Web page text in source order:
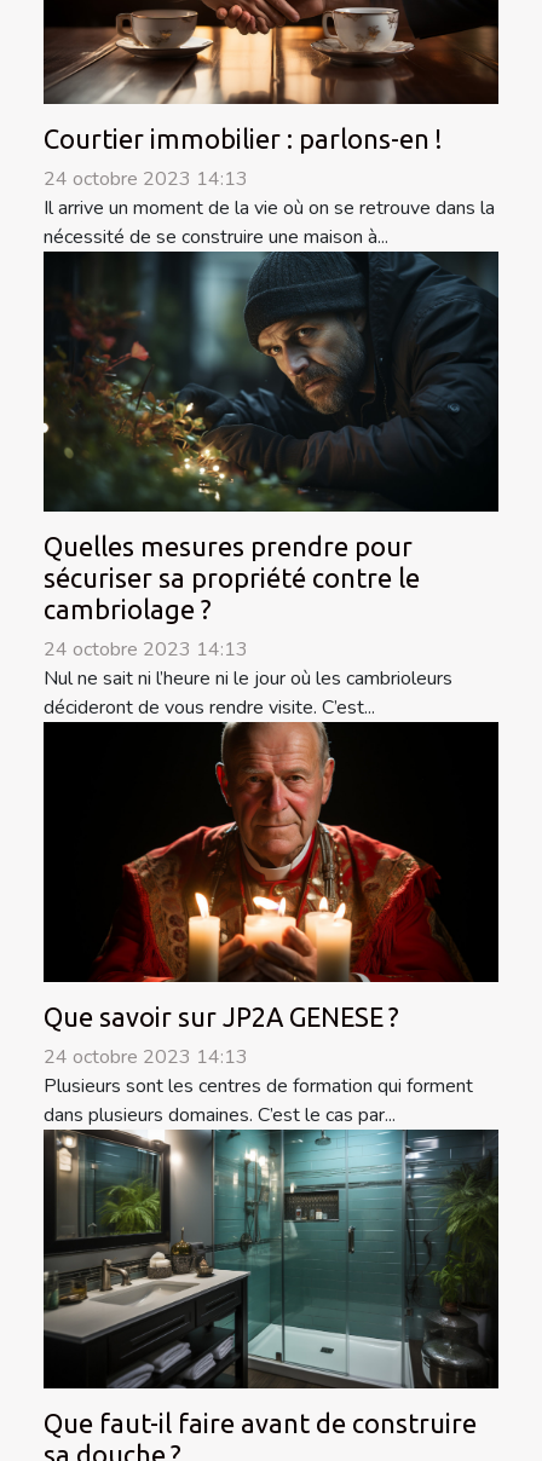
Courtier immobilier : parlons-en !
24 octobre 2023 14:13
Il arrive un moment de la vie où on se retrouve dans la
nécessité de se construire une maison à...
Quelles mesures prendre pour
sécuriser sa propriété contre le
cambriolage ?
24 octobre 2023 14:13
Nul ne sait ni l’heure ni le jour où les cambrioleurs
décideront de vous rendre visite. C’est...
Que savoir sur JP2A GENESE ?
24 octobre 2023 14:13
Plusieurs sont les centres de formation qui forment
dans plusieurs domaines. C’est le cas par...
Que faut-il faire avant de construire